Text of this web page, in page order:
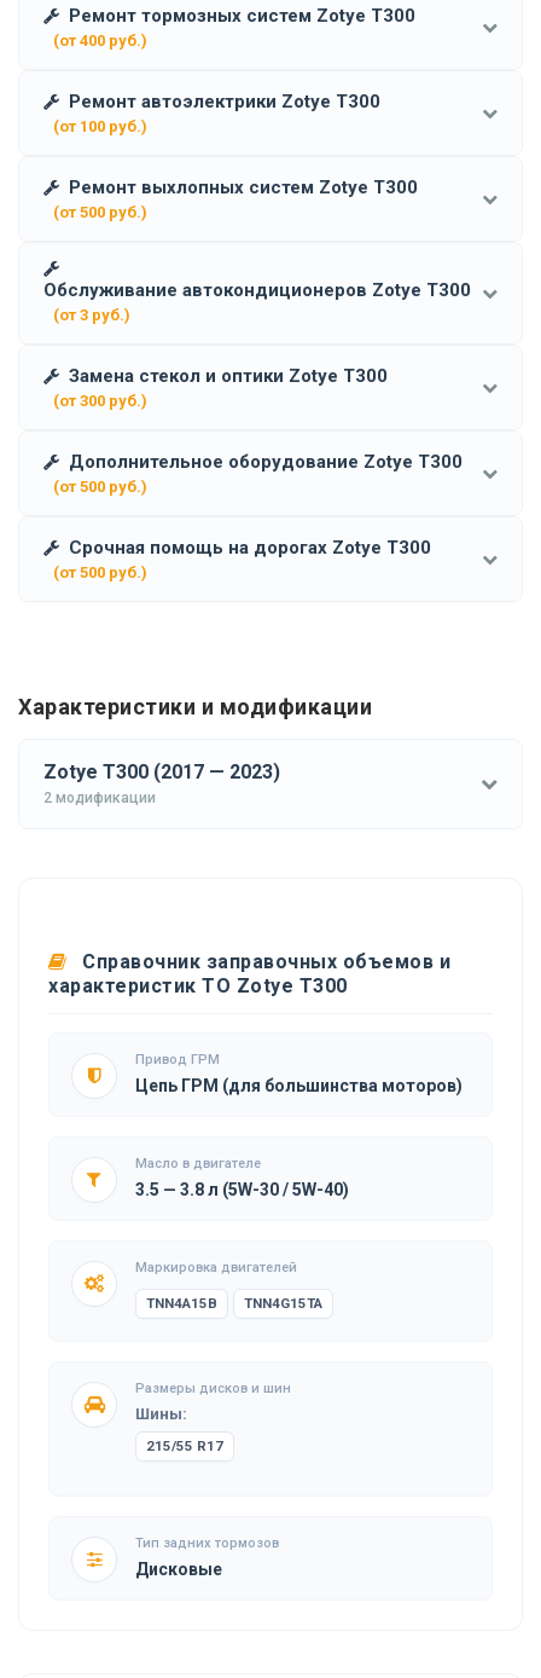
Ремонт тормозных систем Zotye T300
(от 400 руб.)
Ремонт автоэлектрики Zotye T300
(от 100 руб.)
Ремонт выхлопных систем Zotye T300
(от 500 руб.)
Обслуживание автокондиционеров Zotye T300
(от 3 руб.)
Замена стекол и оптики Zotye T300
(от 300 руб.)
Дополнительное оборудование Zotye T300
(от 500 руб.)
Срочная помощь на дорогах Zotye T300
(от 500 руб.)
Характеристики и модификации
Zotye T300 (2017 — 2023)
2 модификации
Справочник заправочных объемов и
характеристик ТО Zotye T300
Привод ГРМ
Цепь ГРМ (для большинства моторов)
Масло в двигателе
3.5 — 3.8 л (5W-30 / 5W-40)
Маркировка двигателей
TNN4A15B TNN4G15TA
Размеры дисков и шин
Шины:
215/55 R17
Тип задних тормозов
Дисковые